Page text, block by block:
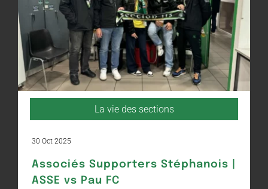
La vie des sections
30 Oct 2025
Associés Supporters Stéphanois |
ASSE vs Pau FC